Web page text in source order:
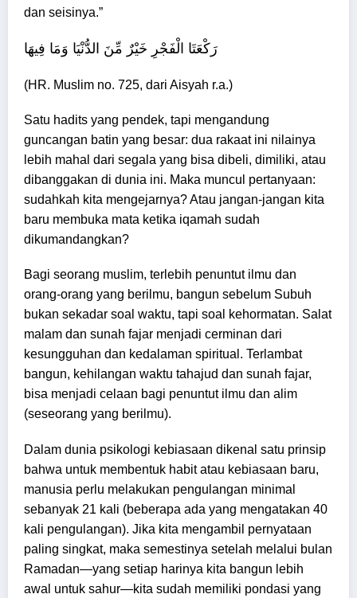
dan seisinya.”
رَكْعَتَا الْفَجْرِ خَيْرٌ مِّنَ الدُّنْيَا وَمَا فِيهَا
(HR. Muslim no. 725, dari Aisyah r.a.)
Satu hadits yang pendek, tapi mengandung
guncangan batin yang besar: dua rakaat ini nilainya
lebih mahal dari segala yang bisa dibeli, dimiliki, atau
dibanggakan di dunia ini. Maka muncul pertanyaan:
sudahkah kita mengejarnya? Atau jangan-jangan kita
baru membuka mata ketika iqamah sudah
dikumandangkan?
Bagi seorang muslim, terlebih penuntut ilmu dan
orang-orang yang berilmu, bangun sebelum Subuh
bukan sekadar soal waktu, tapi soal kehormatan. Salat
malam dan sunah fajar menjadi cerminan dari
kesungguhan dan kedalaman spiritual. Terlambat
bangun, kehilangan waktu tahajud dan sunah fajar,
bisa menjadi celaan bagi penuntut ilmu dan alim
(seseorang yang berilmu).
Dalam dunia psikologi kebiasaan dikenal satu prinsip
bahwa untuk membentuk habit atau kebiasaan baru,
manusia perlu melakukan pengulangan minimal
sebanyak 21 kali (beberapa ada yang mengatakan 40
kali pengulangan). Jika kita mengambil pernyataan
paling singkat, maka semestinya setelah melalui bulan
Ramadan—yang setiap harinya kita bangun lebih
awal untuk sahur—kita sudah memiliki pondasi yang